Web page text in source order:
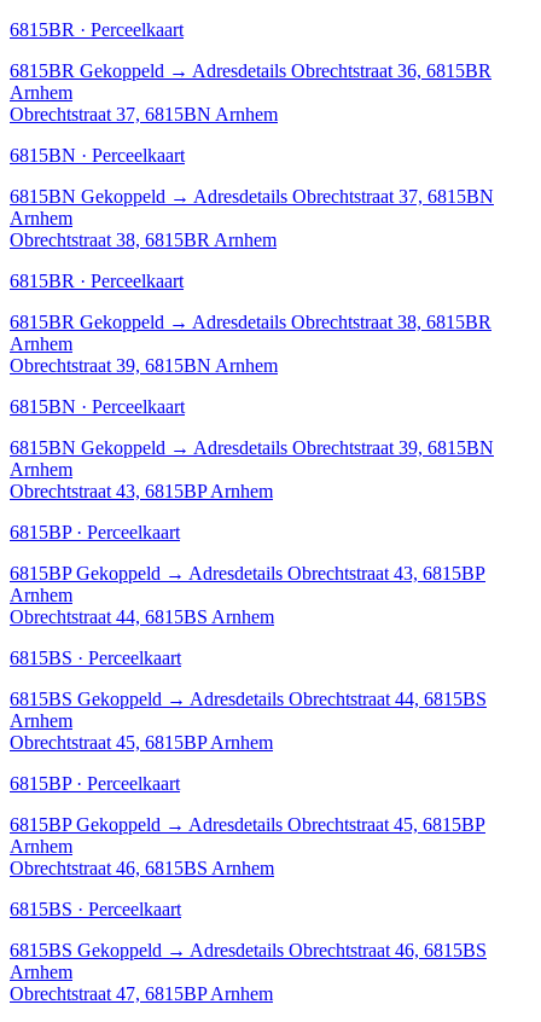
6815BR · Perceelkaart
6815BR Gekoppeld → Adresdetails Obrechtstraat 36, 6815BR
Arnhem
Obrechtstraat 37, 6815BN Arnhem
6815BN · Perceelkaart
6815BN Gekoppeld → Adresdetails Obrechtstraat 37, 6815BN
Arnhem
Obrechtstraat 38, 6815BR Arnhem
6815BR · Perceelkaart
6815BR Gekoppeld → Adresdetails Obrechtstraat 38, 6815BR
Arnhem
Obrechtstraat 39, 6815BN Arnhem
6815BN · Perceelkaart
6815BN Gekoppeld → Adresdetails Obrechtstraat 39, 6815BN
Arnhem
Obrechtstraat 43, 6815BP Arnhem
6815BP · Perceelkaart
6815BP Gekoppeld → Adresdetails Obrechtstraat 43, 6815BP
Arnhem
Obrechtstraat 44, 6815BS Arnhem
6815BS · Perceelkaart
6815BS Gekoppeld → Adresdetails Obrechtstraat 44, 6815BS
Arnhem
Obrechtstraat 45, 6815BP Arnhem
6815BP · Perceelkaart
6815BP Gekoppeld → Adresdetails Obrechtstraat 45, 6815BP
Arnhem
Obrechtstraat 46, 6815BS Arnhem
6815BS · Perceelkaart
6815BS Gekoppeld → Adresdetails Obrechtstraat 46, 6815BS
Arnhem
Obrechtstraat 47, 6815BP Arnhem